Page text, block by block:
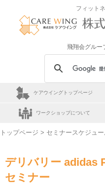
フィット
飛翔会グルー
ケアウイングトップページ
ワークショップについて
トップページ > セミナースケジュ
デリバリー adidas
セミナー